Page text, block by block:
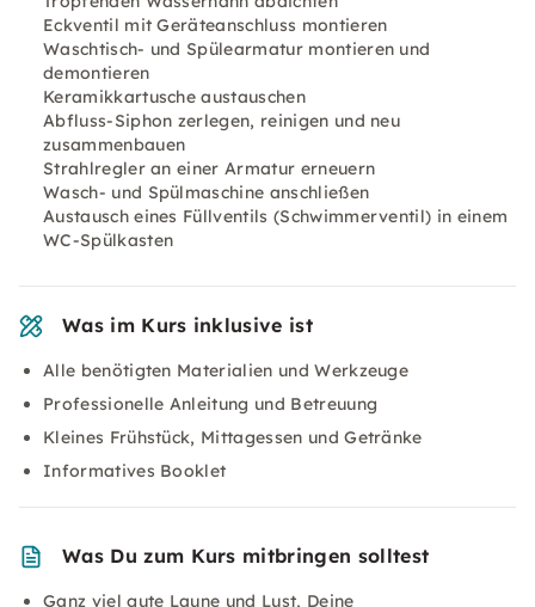
Eckventil mit Geräteanschluss montieren
Waschtisch- und Spülearmatur montieren und
demontieren
Keramikkartusche austauschen
Abfluss-Siphon zerlegen, reinigen und neu
zusammenbauen
Strahlregler an einer Armatur erneuern
Wasch- und Spülmaschine anschließen
Austausch eines Füllventils (Schwimmerventil) in einem
WC-Spülkasten
Was im Kurs inklusive ist
Alle benötigten Materialien und Werkzeuge
Professionelle Anleitung und Betreuung
Kleines Frühstück, Mittagessen und Getränke
Informatives Booklet
Was Du zum Kurs mitbringen solltest
Ganz viel gute Laune und Lust, Deine